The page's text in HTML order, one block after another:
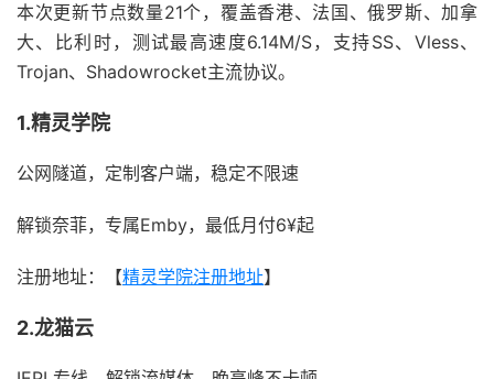
本次更新节点数量21个，覆盖香港、法国、俄罗斯、加拿
大、比利时，测试最高速度6.14M/S，支持SS、Vless、
Trojan、Shadowrocket主流协议。
1.精灵学院
公网隧道，定制客户端，稳定不限速
解锁奈菲，专属Emby，最低月付6¥起
注册地址：【精灵学院注册地址】
2.龙猫云